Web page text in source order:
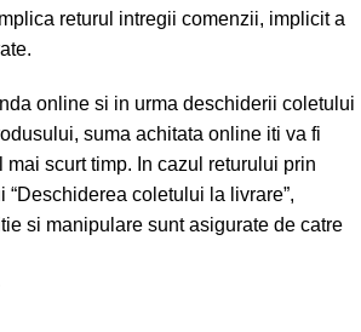
returul intregii comenzii, implicit a
online si in urma deschiderii coletului
suma achitata online iti va fi
mai scurt timp. In cazul returului prin
coletului la livrare”,
si manipulare sunt asigurate de catre